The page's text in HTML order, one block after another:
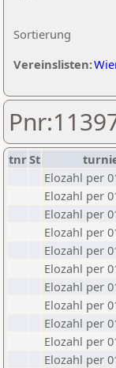
Sortierung
Vereinslisten:
tnrSt
Elozahl per
Elozahl per
Elozahl per
Elozahl per
Elozahl per
Elozahl per
Elozahl per
Elozahl per
Elozahl per
Elozahl per
Elozahl per